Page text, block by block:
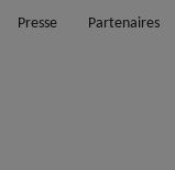
Presse Partenaires